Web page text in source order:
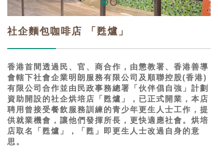
社企麵包咖啡店 「甦爐」
香港首間透過民、官、商合作，由懲教署、香港善導
會轄下社會企業明朗服務有限公司及順聯控股(香港)
有限公司合作並由民政事務總署「伙伴倡自強」計劃
資助開設的社企烘培店「甦爐」，已正式開業，本店
聘用曾接受餐飲服務訓練的青少年更生人士工作，提
供就業機會，讓他們發揮所長，更快適應社會。烘培
店取名「甦爐」，「甦」即更生人士改過自身的意
思。